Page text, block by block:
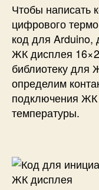
Чтобы написать
цифрового
код для Arduino,
ЖК дисплея
библиотеку для
определим
подключения ЖК
температуры.